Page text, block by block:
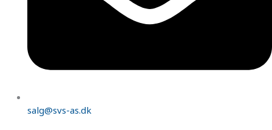
salg@svs-as.dk